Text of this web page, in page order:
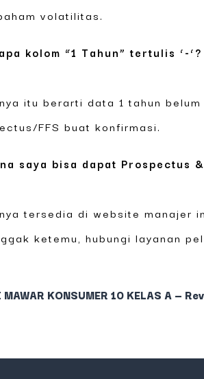
volatilitas.
kolom “1 Tahun” tertulis ‘-‘?
itu berarti data 1 tahun
FFS buat konfirmasi.
saya bisa dapat Prospectus
tersedia di website manajer
ketemu, hubungi layanan
KONSUMER 10 KELAS A —